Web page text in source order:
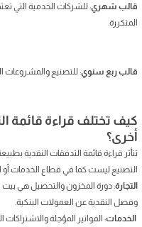
قالب شهري: للشركات الخدمية التي
المتكررة.
قالب ربع سنوي: للتصنيع والمشروعات
كيف تختلف قراءة قائمة
أخرى؟
تتأثر قراءة قائمة التدفقات النقدية
التصنيع ليست كما في قطاع الخدمات أو
التجارة: دورة المخزون والتحصيل هي بيت
وفصل النقدية عن العمولات البنكية.
الخدمات: الفواتير المؤجلة